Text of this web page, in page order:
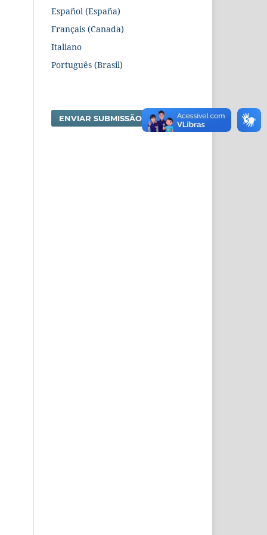
Español (España)
Français (Canada)
Italiano
Português (Brasil)
ENVIAR SUBMISSÃO